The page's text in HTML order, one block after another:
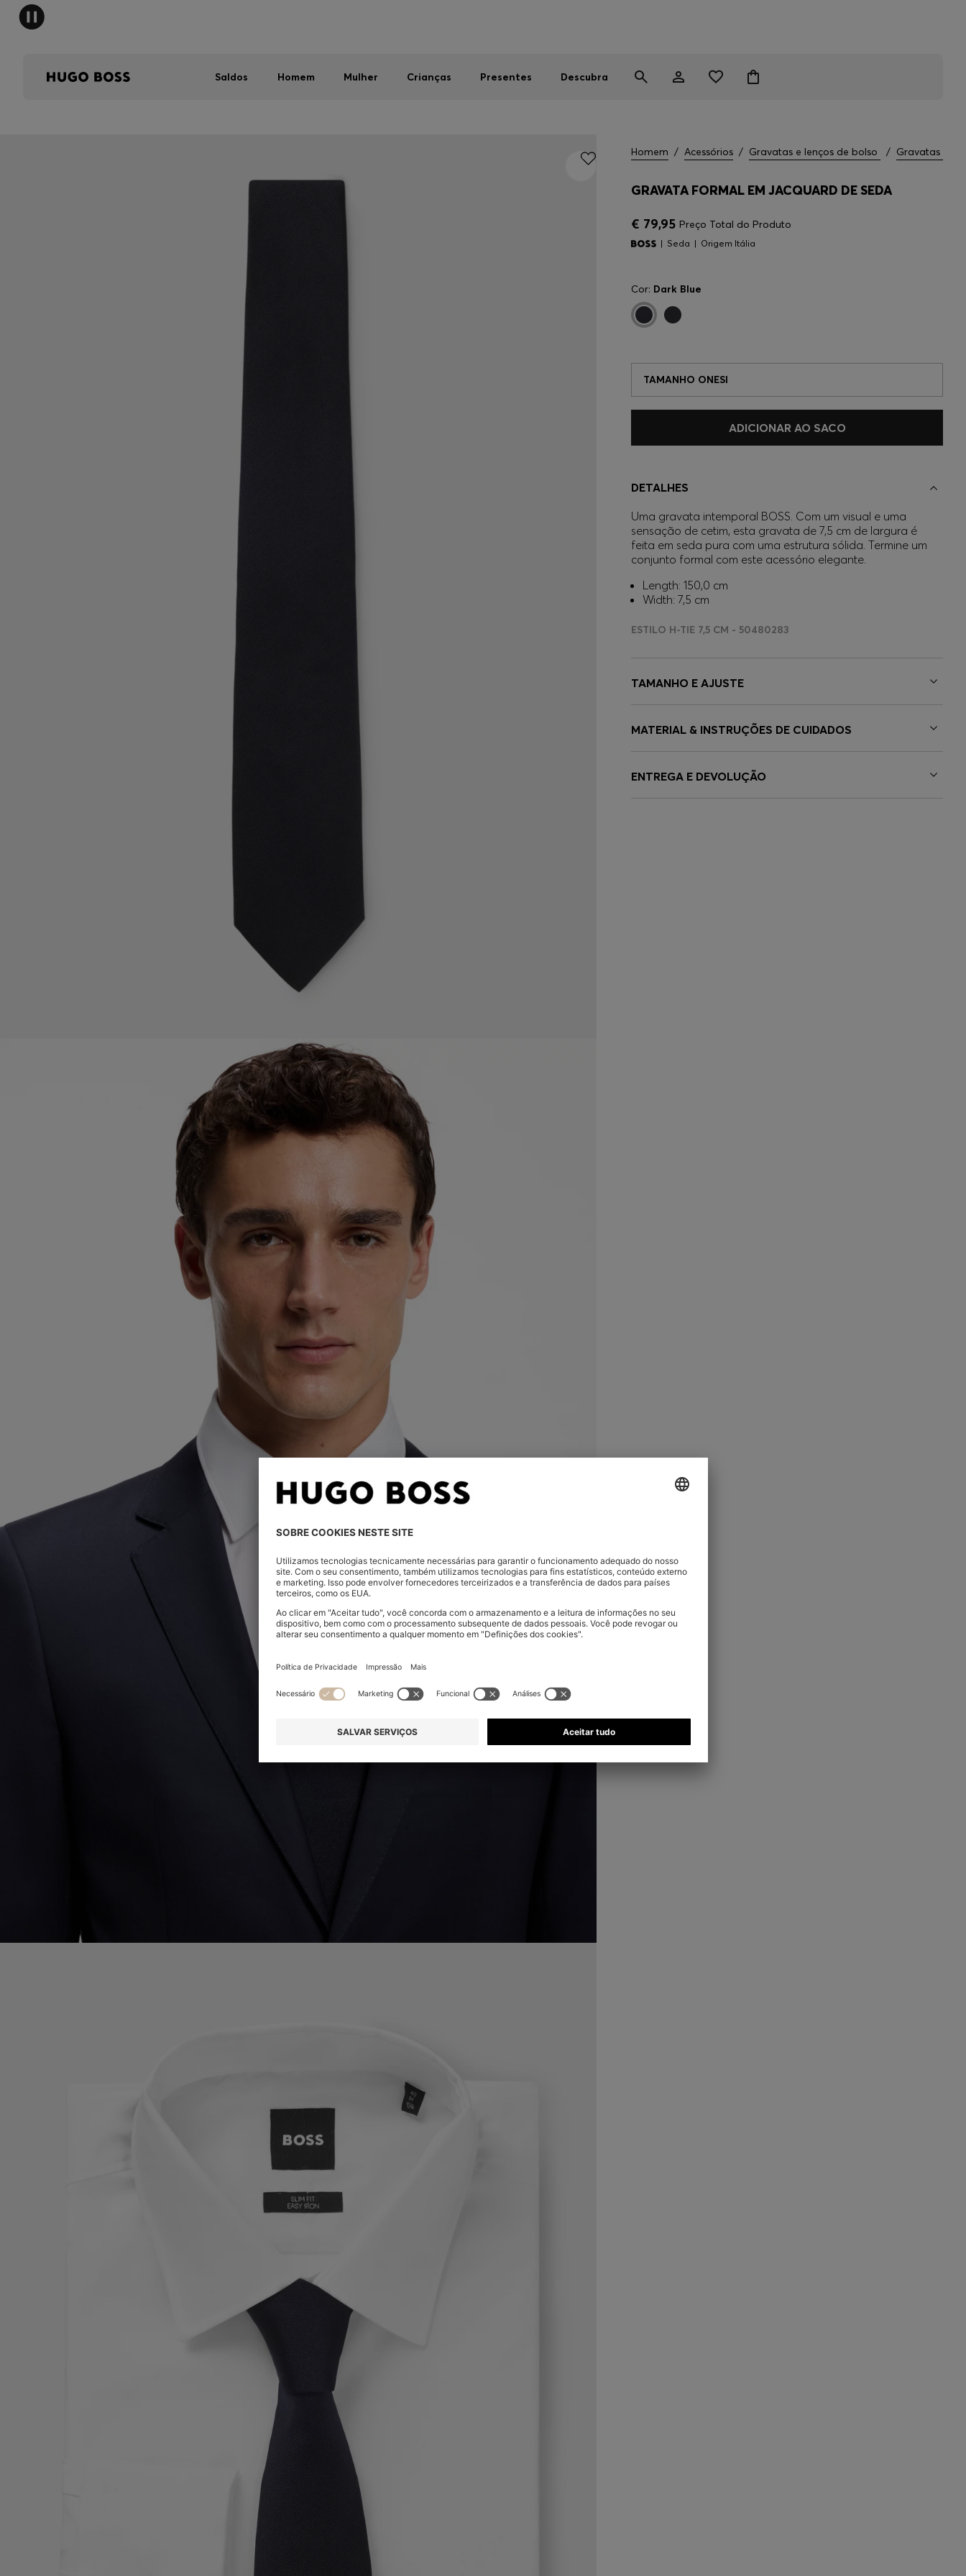
Saldos Homem Mulher Crianças Presentes Descubra
Homem / Acessórios / Gravatas e lenços de bolso / Gravatas
GRAVATA FORMAL EM JACQUARD DE SEDA
€ 79,95 Preço Total do Produto
Seda Origem Itália
Cor: Dark Blue
TAMANHO ONESI
ADICIONAR AO SACO
DETALHES
Uma gravata intemporal BOSS. Com um visual e uma
sensação de cetim, esta gravata de 7,5 cm de largura é
feita em seda pura com uma estrutura sólida. Termine um
conjunto formal com este acessório elegante.
Length: 150,0 cm
Width: 7,5 cm
ESTILO H-TIE 7,5 CM - 50480283
TAMANHO E AJUSTE
MATERIAL & INSTRUÇÕES DE CUIDADOS
ENTREGA E DEVOLUÇÃO